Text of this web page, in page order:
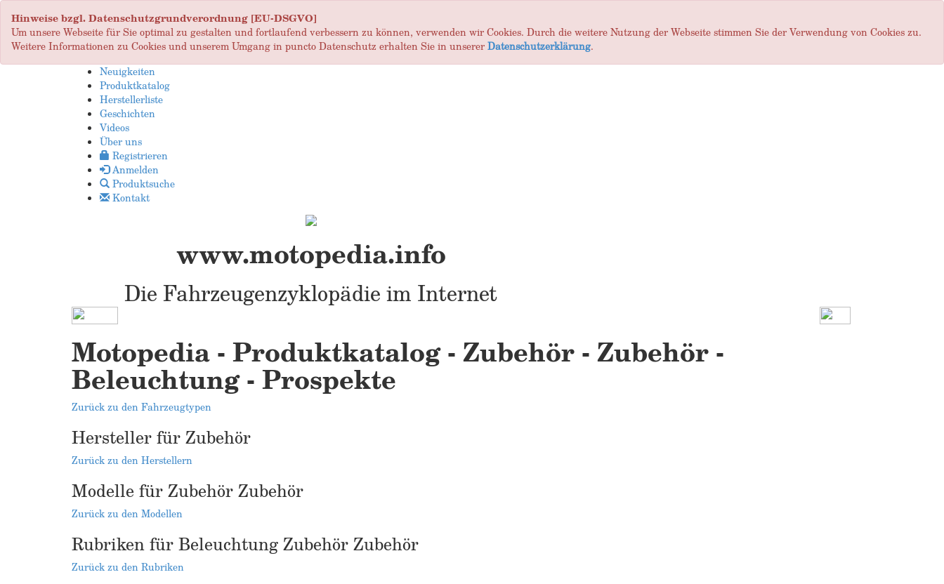
Hinweise bzgl. Datenschutzgrundverordnung [EU-DSGVO]
Um unsere Webseite für Sie optimal zu gestalten und fortlaufend verbessern zu können, verwenden wir Cookies. Durch die weitere Nutzung der Webseite stimmen Sie der Verwendung von Cookies zu.
Weitere Informationen zu Cookies und unserem Umgang in puncto Datenschutz erhalten Sie in unsererDatenschutzerklärung.
Neuigkeiten
Produktkatalog
Herstellerliste
Geschichten
Videos
Über uns
Registrieren
Anmelden
Produktsuche
Kontakt
www.motopedia.info
Die Fahrzeugenzyklopädie im Internet
Motopedia - Produktkatalog - Zubehör - Zubehör -
Beleuchtung - Prospekte
Zurück zu den Fahrzeugtypen
Hersteller für Zubehör
Zurück zu den Herstellern
Modelle für Zubehör Zubehör
Zurück zu den Modellen
Rubriken für Beleuchtung Zubehör Zubehör
Zurück zu den Rubriken